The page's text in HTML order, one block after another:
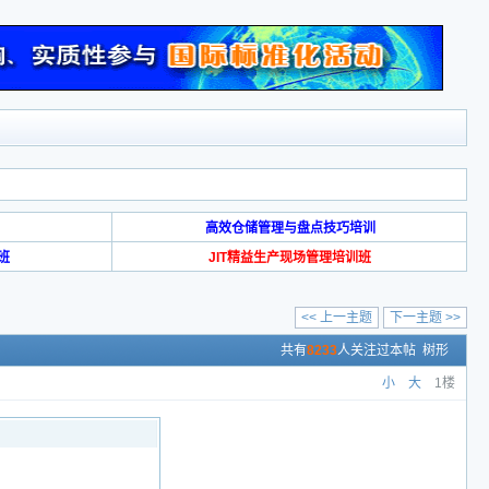
高效仓储管理与盘点技巧培训
JIT精益生产现场管理培训班
下一主题 >>
<< 上一主题
共有8233人关注过本帖 树形
小 大 1楼